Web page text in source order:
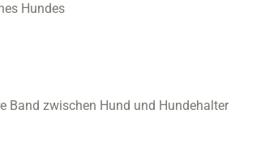
Hundes
Band zwischen Hund und Hundehalter